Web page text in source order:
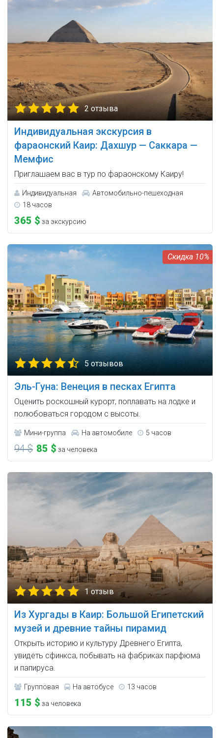
2 отзыва
Индивидуальная экскурсия в
фараонский Каир: Дахшур — Саккара —
Мемфис
Приглашаем вас в тур по фараонскому Каиру!
Индивидуальная
Автомобильно-пешеходная
18 часов
365 $ за экскурсию
10%
5 отзывов
Эль-Гуна: Венеция в песках Египта
Оценить роскошный курорт, поплавать на лодке и
полюбоваться городом с высоты.
Мини-группа На автомобиле 5 часов
94 $ 85 $ за человека
1 отзыв
Из Хургады в Каир: Большой Египетский
музей и древние тайны пирамид
Открыть историю и культуру Древнего Египта,
увидеть сфинкса, побывать на фабриках парфюма
и папируса.
Групповая На автобусе 13 часов
115 $ за человека